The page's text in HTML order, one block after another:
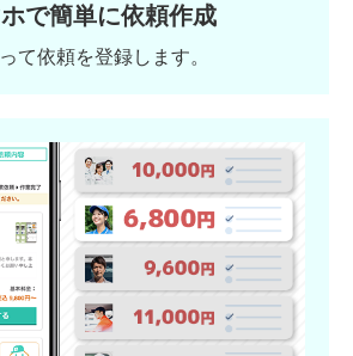
で簡単に依頼作成
て依頼を登録します。